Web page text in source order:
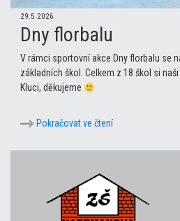
29.5.2026
Dny florbalu
V rámci sportovní akce Dny florbalu se
základních škol. Celkem z 18 škol si
Kluci, děkujeme
Pokračovat ve čtení